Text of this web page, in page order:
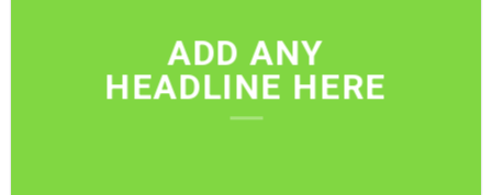
ADD ANY
HEADLINE HERE